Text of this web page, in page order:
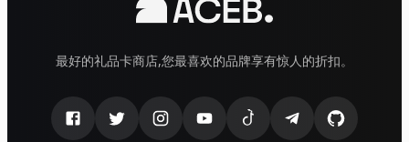
最好的礼品卡商店,您最喜欢的品牌享有惊人的折扣。